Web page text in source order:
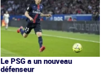
Le PSG a un nouveau
défenseur